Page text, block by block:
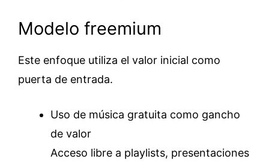
Modelo freemium
Este enfoque utiliza el valor inicial como
puerta de entrada.
Uso de música gratuita como gancho
de valor
Acceso libre a playlists, presentaciones